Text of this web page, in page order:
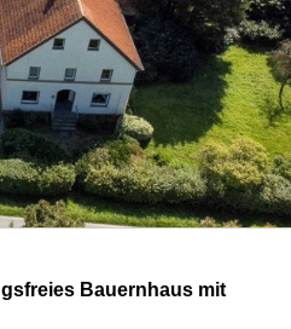
Bauernhaus mit